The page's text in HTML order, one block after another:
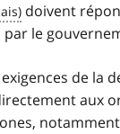
doivent
le
de la
aux